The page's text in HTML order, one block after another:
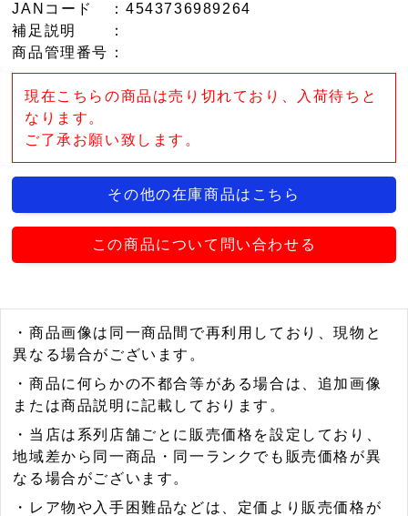
JANコード
：4543736989264
補足説明
：
商品管理番号 ：
現在こちらの商品は売り切れており、入荷待ちと
なります。
ご了承お願い致します。
その他の在庫商品はこちら
この商品について問い合わせる
・商品画像は同一商品間で再利用しており、現物と
異なる場合がございます。
・商品に何らかの不都合等がある場合は、追加画像
または商品説明に記載しております。
・当店は系列店舗ごとに販売価格を設定しており、
地域差から同一商品・同一ランクでも販売価格が異
なる場合がございます。
・レア物や入手困難品などは、定価より販売価格が